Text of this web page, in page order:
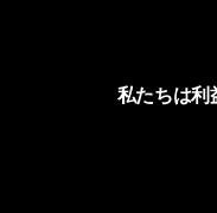
私たちは利